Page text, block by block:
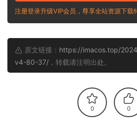
注册登录升级VIP会员，尊享全站资源下载
原文链接： https://imacos.top/
v4-80-37/ ，转载请注明出处。
0 0